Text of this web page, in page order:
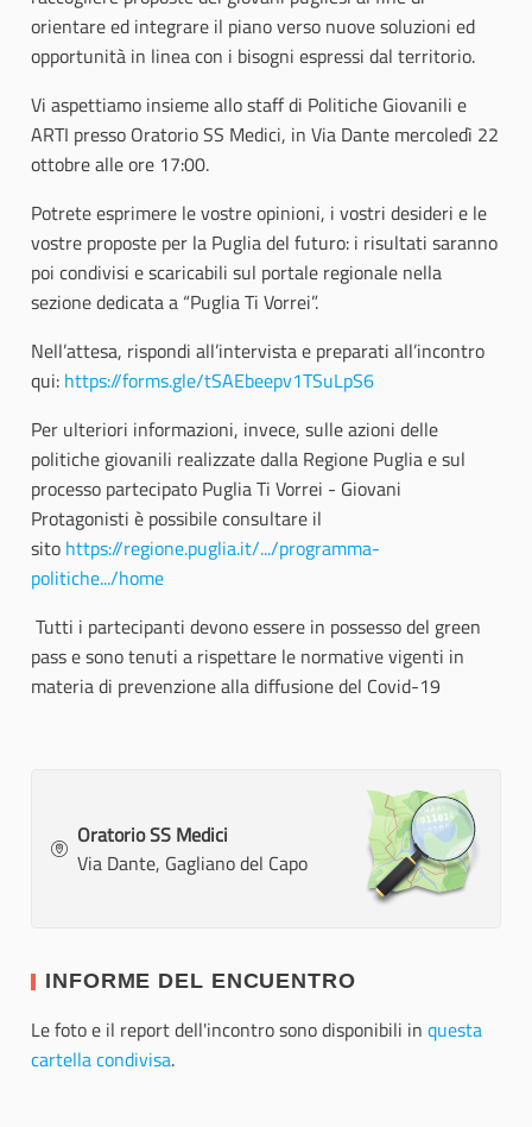
orientare ed integrare il piano verso nuove soluzioni ed
opportunità in linea con i bisogni espressi dal territorio.
Vi aspettiamo insieme allo staff di Politiche Giovanili e
ARTI presso Oratorio SS Medici, in Via Dante mercoledì 22
ottobre alle ore 17:00.
Potrete esprimere le vostre opinioni, i vostri desideri e le
vostre proposte per la Puglia del futuro: i risultati saranno
poi condivisi e scaricabili sul portale regionale nella
sezione dedicata a “Puglia Ti Vorrei”.
Nell’attesa, rispondi all’intervista e preparati all’incontro
qui: https://forms.gle/tSAEbeepv1TSuLpS6
Per ulteriori informazioni, invece, sulle azioni delle
politiche giovanili realizzate dalla Regione Puglia e sul
processo partecipato Puglia Ti Vorrei - Giovani
Protagonisti è possibile consultare il
sito https://regione.puglia.it/.../programma-
politiche.../home
Tutti i partecipanti devono essere in possesso del green
pass e sono tenuti a rispettare le normative vigenti in
materia di prevenzione alla diffusione del Covid-19
Oratorio SS Medici
Via Dante, Gagliano del Capo
INFORME DEL ENCUENTRO
Le foto e il report dell'incontro sono disponibili in questa
cartella condivisa.